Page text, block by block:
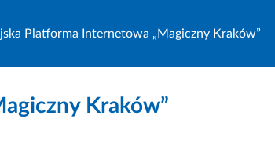
Platforma Internetowa „Magiczny Kraków”
Kraków”